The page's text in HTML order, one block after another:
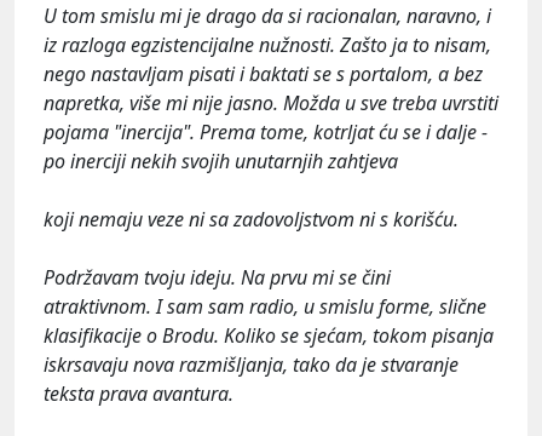
U tom smislu mi je drago da si racionalan, naravno, i
iz razloga egzistencijalne nužnosti. Zašto ja to nisam,
nego nastavljam pisati i baktati se s portalom, a bez
napretka, više mi nije jasno. Možda u sve treba uvrstiti
pojama "inercija". Prema tome, kotrljat ću se i dalje -
po inerciji nekih svojih unutarnjih zahtjeva
koji nemaju veze ni sa zadovoljstvom ni s korišću.
Podržavam tvoju ideju. Na prvu mi se čini
atraktivnom. I sam sam radio, u smislu forme, slične
klasifikacije o Brodu. Koliko se sjećam, tokom pisanja
iskrsavaju nova razmišljanja, tako da je stvaranje
teksta prava avantura.